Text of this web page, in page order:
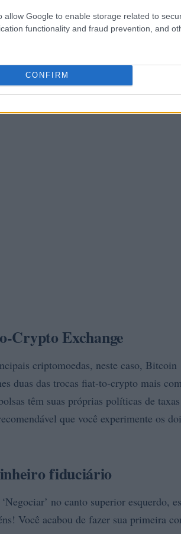
allow Google to enable storage related to
functionality and fraud prevention, and
CONFIRM
ao contrário de outras
com dinheiro de fiats. No entanto,
primeiro Bitcoin em qualquer bolsa
se oferece para negociar esta moeda.
etapas para comprar EDAO .
Crypto Exchange
criptomoedas, neste caso, Bitcoin
duas das trocas fiat-to-crypto mais
têm suas próprias políticas de
que você experimente os
fiduciário
no canto superior esquerdo,
Você acabou de fazer sua primeira